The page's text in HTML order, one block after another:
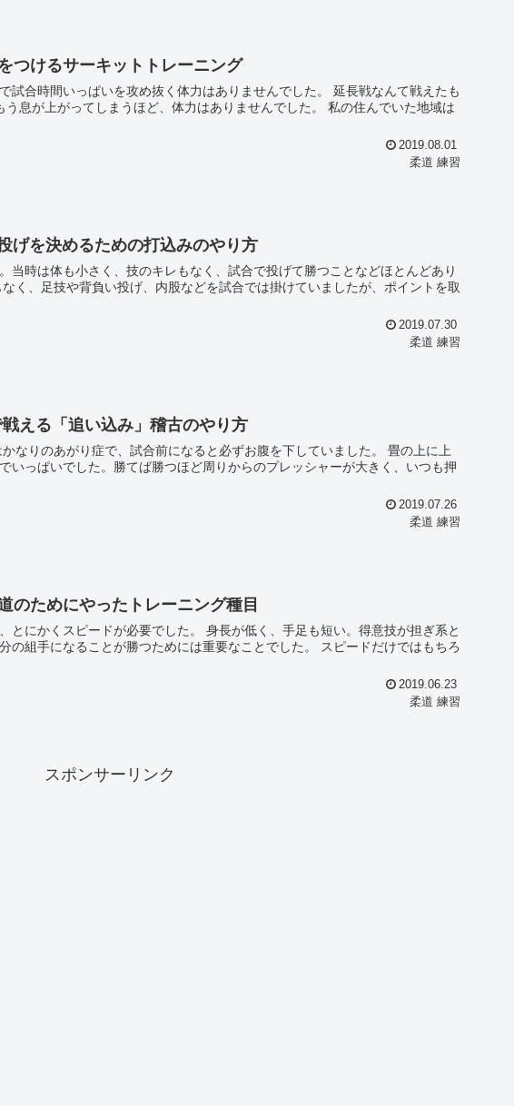
つけるサーキットトレーニング
っぱいを攻め抜く体力はありませんでした。 延長戦なんて戦えたも
ってしまうほど、体力はありませんでした。 私の住んでいた地域は
2019.08.01
柔道 練習
げを決めるための打込みのやり方
当時は体も小さく、技のキレもなく、試合で投げて勝つことなどほとんどあり
2019.07.30
柔道 練習
える「追い込み」稽古のやり方
いっぱいでした。勝てば勝つほど周りからのプレッシャーが大きく、いつも押
2019.07.26
柔道 練習
ためにやったトレーニング種目
した。 身長が低く、手足も短い。得意技が担ぎ系と
ることが勝つためには重要なことでした。 スピードだけではもちろ
2019.06.23
柔道 練習
スポンサーリンク